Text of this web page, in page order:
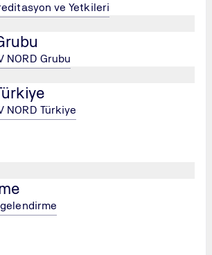
ve Yetkileri
NORD Grubu
NORD Türkiye
Bilgilendirme ve
Tetkikçi Eğitimi
Materials (PM) Standardı
rolünü kavramak.
uygulamalı olarak öğrenmek.
konuları anlamak.
iç tetkik süreçlerini planlama,
dokümante etme ve takip etme